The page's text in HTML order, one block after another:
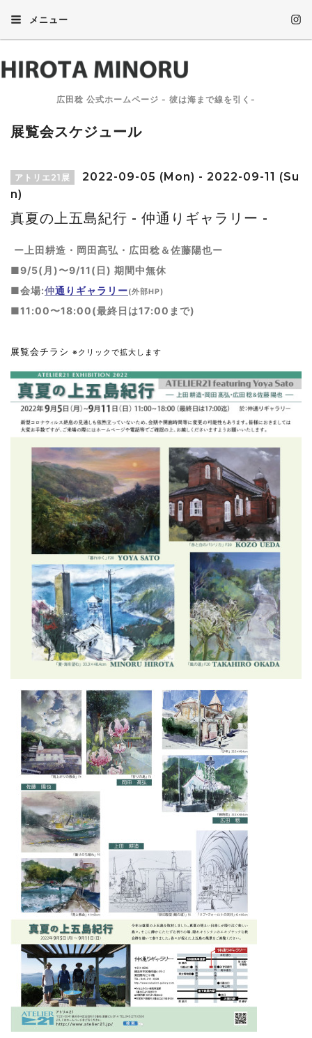
メニュー
広田稔 公式ホームページ - 彼は海まで線を引く-
展覧会スケジュール
アトリエ21展
2022-09-05 (Mon) - 2022-09-11 (Su
n)
真夏の上五島紀行 - 仲通りギャラリー -
ー上田耕造・岡田髙弘・広田稔＆佐藤陽也ー
■9/5(月)〜9/11(日) 期間中無休
■会場:仲通りギャラリー(外部HP)
■11:00〜18:00(最終日は17:00まで)
展覧会チラシ ※クリックで拡大します